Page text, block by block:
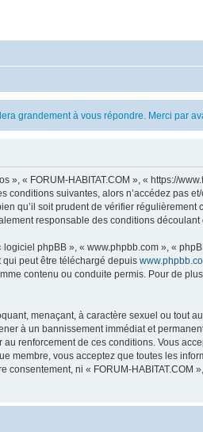
grandement à vous répondre. Merci par
», « FORUM-HABITAT.COM », « https://
suivantes, alors n’accédez pas
qu’il soit prudent de vérifier
responsable des conditions
phpBB », « www.phpbb.com », «
peut être téléchargé depuis
contenu ou conduite permis. Pour de
menaçant, à caractère sexuel ou tout
à un bannissement immédiat et
renforcement de ces conditions. Vous
membre, vous acceptez que toutes les
ni « FORUM-